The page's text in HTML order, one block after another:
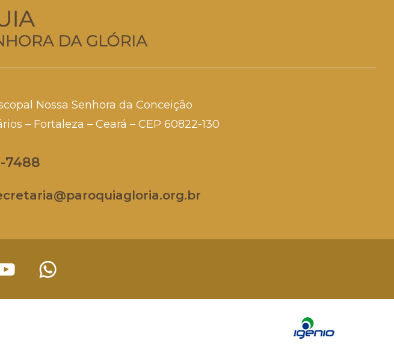
Nossa Senhora da Conceição
– Fortaleza – Ceará – CEP 60822-130
7488